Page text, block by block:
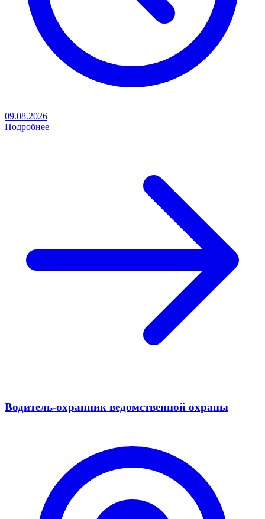
09.08.2026
Подробнее
Водитель-охранник ведомственной охраны